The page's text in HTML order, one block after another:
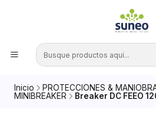
Inicio PROTECCIONES &
MINIBREAKER
Breaker DC FEEO